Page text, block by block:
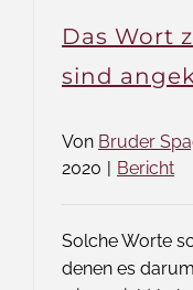
Das Wort
sind
Von Bruder
2020 | Bericht
Solche Worte
denen es